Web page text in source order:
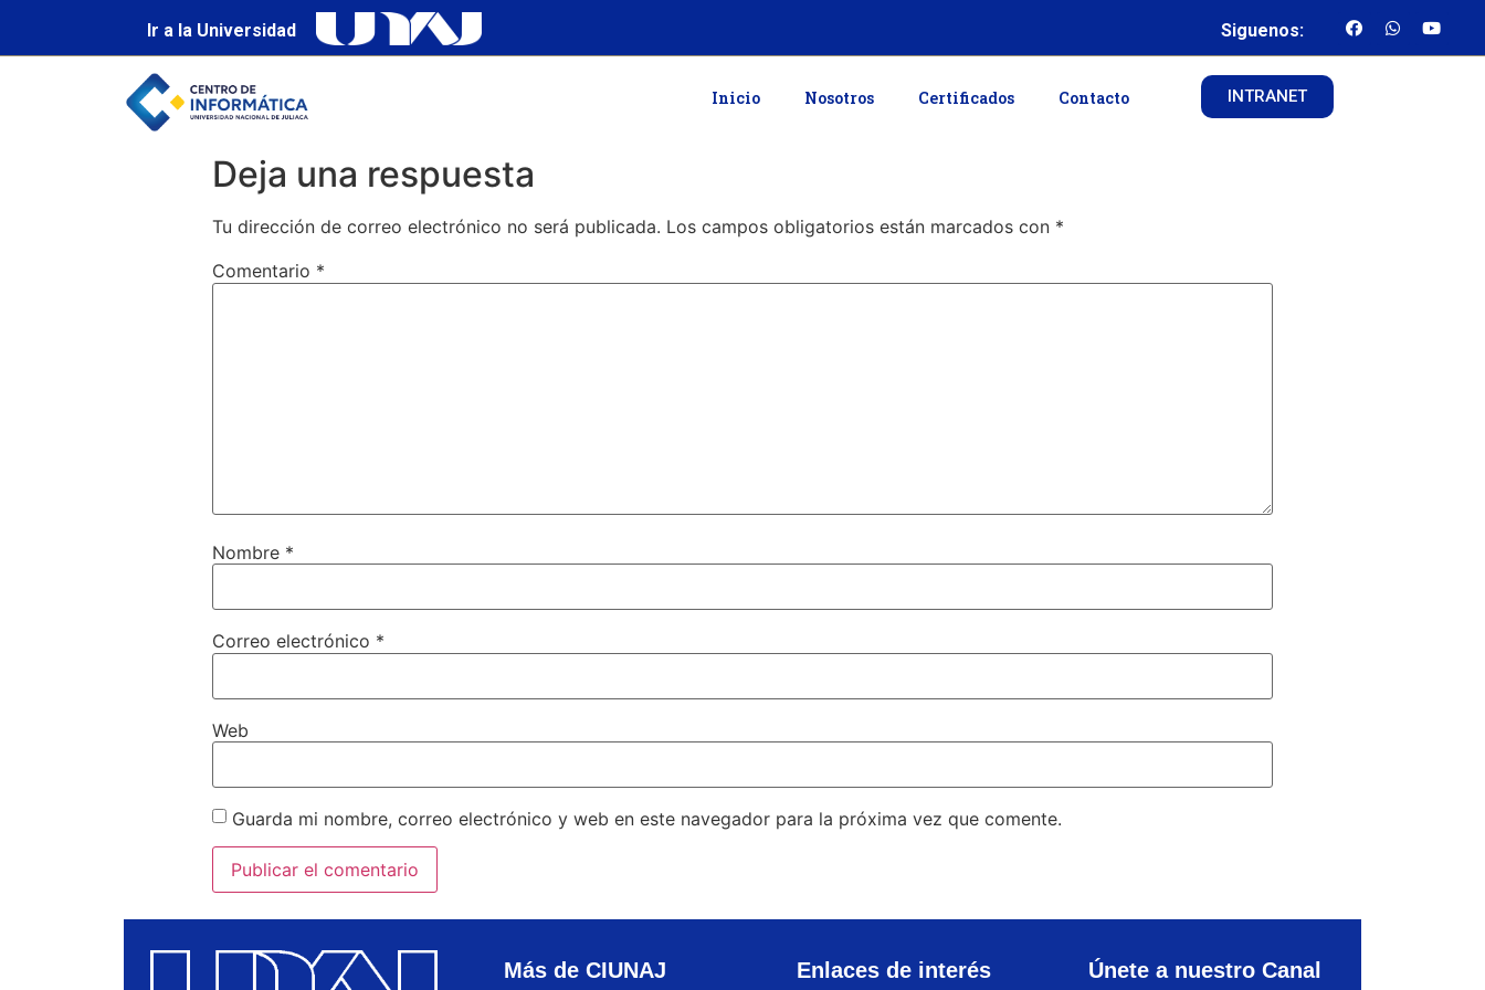
Ir a la Universidad Siguenos:
Inicio Nosotros Certificados Contacto INTRANET
Deja una respuesta
Tu dirección de correo electrónico no será publicada. Los campos obligatorios están marcados con *
Comentario *
Nombre *
Correo electrónico *
Web
Guarda mi nombre, correo electrónico y web en este navegador para la próxima vez que comente.
Más de CIUNAJ Enlaces de interés Únete a nuestro Canal